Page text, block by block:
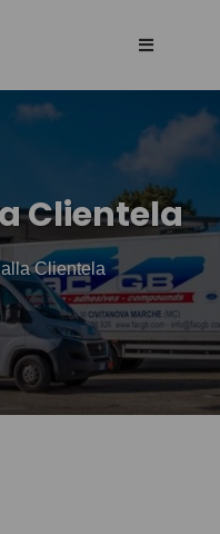
Clientela
Clientela